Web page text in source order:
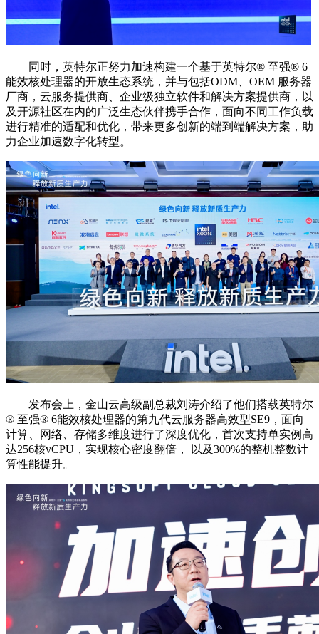
同时，英特尔正努力加速构建一个基于英特尔®️ 至强®️ 6
能效核处理器的开放生态系统，并与包括ODM、OEM 服务器
厂商，云服务提供商、企业级独立软件和解决方案提供商，以
及开源社区在内的广泛生态伙伴携手合作，面向不同工作负载
进行精准的适配和优化，带来更多创新的端到端解决方案，助
力企业加速数字化转型。
发布会上，金山云高级副总裁刘涛介绍了他们搭载英特尔
®️ 至强®️ 6能效核处理器的第九代云服务器高效型SE9，面向
计算、网络、存储多维度进行了深度优化，首次支持单实例高
达256核vCPU，实现核心密度翻倍， 以及300%的整机整数计
算性能提升。